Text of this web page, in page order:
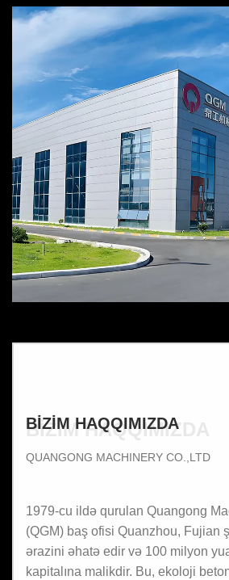
BIZIM HAQQIMIZDA
BIZIM HAQQIMIZDA
QUANGONG MACHINERY CO.,LTD
1979-cu ildə qurulan Quangong
(QGM) baş ofisi Quanzhou, Fujian
ərazini əhatə edir və 100 milyon
kapitalına malikdir. Bu, ekoloji